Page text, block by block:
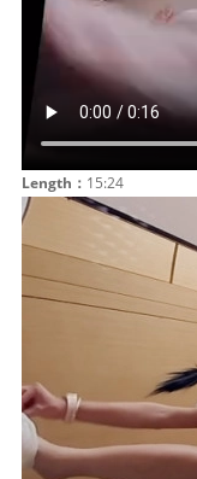
Length： 15:24